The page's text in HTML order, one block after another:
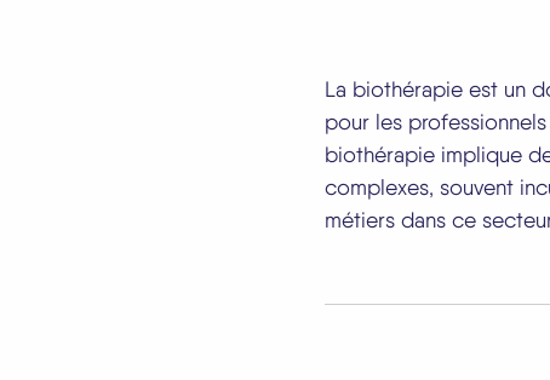
La biothérapie est un
pour les
biothérapie implique
complexes, souvent
métiers dans ce